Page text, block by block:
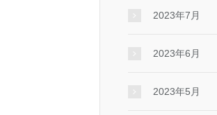
2023年7月
2023年6月
2023年5月